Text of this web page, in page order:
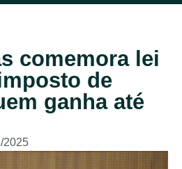
comemora lei
de
ganha até
2025